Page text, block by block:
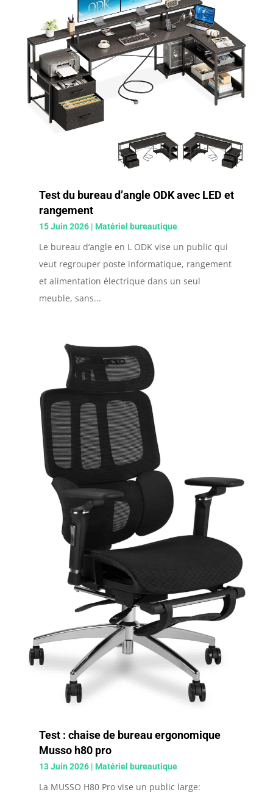
Test du bureau d’angle ODK avec LED et
rangement
15 Juin 2026| Matériel bureautique
Le bureau d’angle en L ODK vise un public qui
veut regrouper poste informatique, rangement
et alimentation électrique dans un seul
meuble, sans...
Test : chaise de bureau ergonomique
Musso h80 pro
13 Juin 2026| Matériel bureautique
La MUSSO H80 Pro vise un public large: